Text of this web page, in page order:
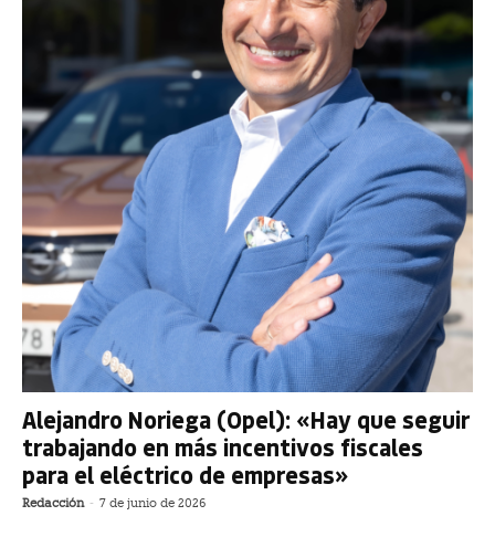
Alejandro Noriega (Opel): «Hay que seguir
trabajando en más incentivos fiscales
para el eléctrico de empresas»
Redacción - 7 de junio de 2026